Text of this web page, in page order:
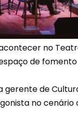
no
de fomento
gerente de
no cenário